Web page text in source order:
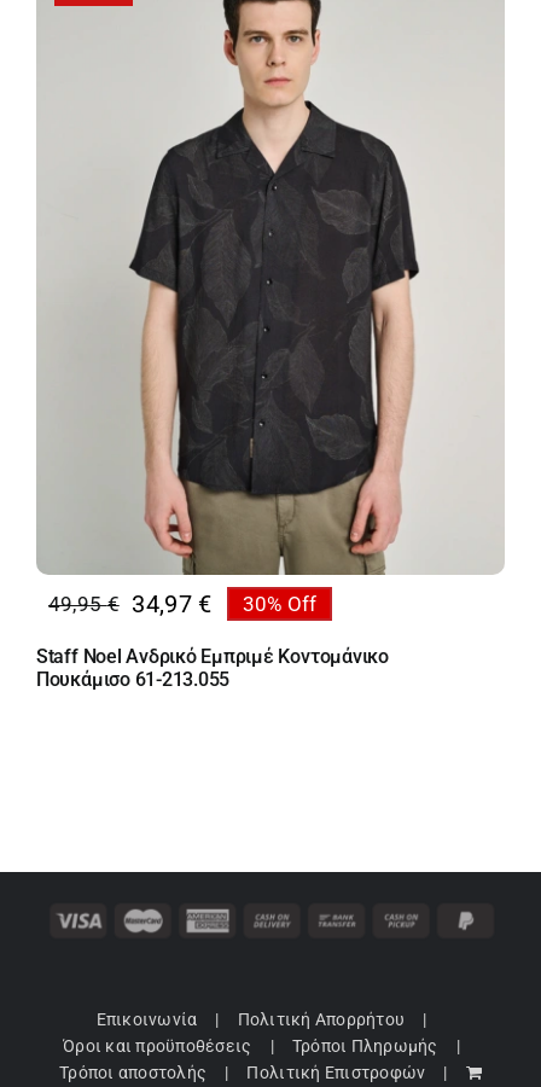
49,95€
Original
price
was:
34,97 €
Η
τρέχουσα
τιμή
30% Off
Staff Noel Ανδρικό Εμπριμέ Κοντομάνικο
Πουκάμισο 61-213.055
Επικοινωνία
Πολιτική Απορρήτου
Όροι και προϋποθέσεις
Τρόποι Πληρωμής
Τρόποι αποστολής
Πολιτική Επιστροφών